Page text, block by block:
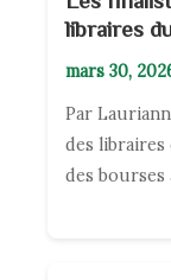
libraires
mars 30,
Par
des libraires
des bourses